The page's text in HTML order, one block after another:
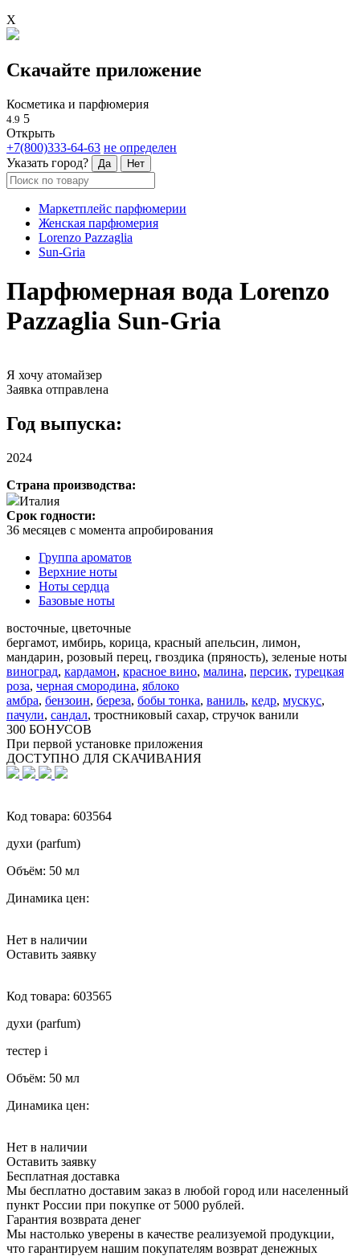
X
Скачайте приложение
Косметика и парфюмерия
4.9 5
Открыть
+7(800)333-64-63 не определен
Указать город?
Да Нет
Маркетплейс парфюмерии
Женская парфюмерия
Lorenzo Pazzaglia
Sun-Gria
Парфюмерная вода Lorenzo
Pazzaglia Sun-Gria
Я хочу атомайзер
Заявка отправлена
Год выпуска:
2024
Страна производства:
Италия
Срок годности:
36 месяцев с момента апробирования
Группа ароматов
Верхние ноты
Ноты сердца
Базовые ноты
восточные, цветочные
бергамот, имбирь, корица, красный апельсин, лимон,
мандарин, розовый перец, гвоздика (пряность), зеленые ноты
виноград, кардамон, красное вино, малина, персик, турецкая
роза, черная смородина, яблоко
амбра, бензоин, береза, бобы тонка, ваниль, кедр, мускус,
пачули, сандал, тростниковый сахар, стручок ванили
300 БОНУСОВ
При первой установке приложения
ДОСТУПНО ДЛЯ СКАЧИВАНИЯ
Код товара: 603564
духи (parfum)
Объём: 50 мл
Динамика цен:
Нет в наличии
Оставить заявку
Код товара: 603565
духи (parfum)
тестер i
Объём: 50 мл
Динамика цен:
Нет в наличии
Оставить заявку
Бесплатная доставка
Мы бесплатно доставим заказ в любой город или населенный
пункт России при покупке от 5000 рублей.
Гарантия возврата денег
Мы настолько уверены в качестве реализуемой продукции,
что гарантируем нашим покупателям возврат денежных